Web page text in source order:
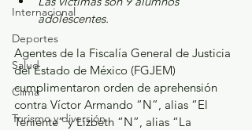
Internacional
Deportes
Salud
Clima
Turismo y diversión
adolescentes.
Agentes de la Fiscalía General de Justicia
del Estado de México (FGJEM)
cumplimentaron orden de aprehensión
contra Víctor Armando “N”, alias “El
Teniente” y Lizbeth “N”, alias “La